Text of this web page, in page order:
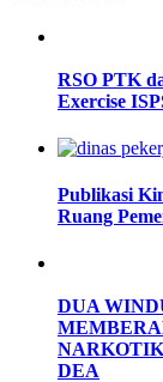
RSO PTK
Exercise
Publikasi
Ruang
DUA
DEA